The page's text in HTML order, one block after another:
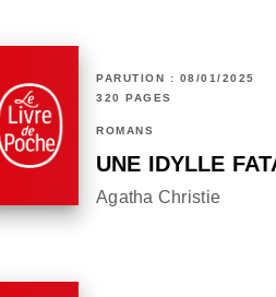
PARUTION : 08/01/2025
320 PAGES
ROMANS
UNE IDYLLE
Agatha Christie